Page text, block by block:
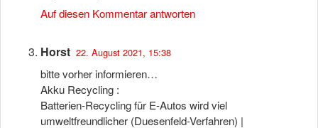
Auf diesen Kommentar antworten
Horst 22. August 2021, 15:38
bitte vorher informieren…
Akku Recycling :
Batterien-Recycling für E-Autos wird viel
umweltfreundlicher (Duesenfeld-Verfahren) |